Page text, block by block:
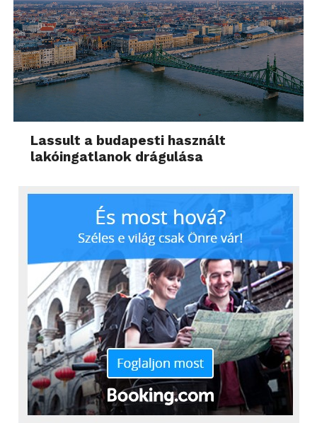
Lassult a budapesti használt
lakóingatlanok drágulása